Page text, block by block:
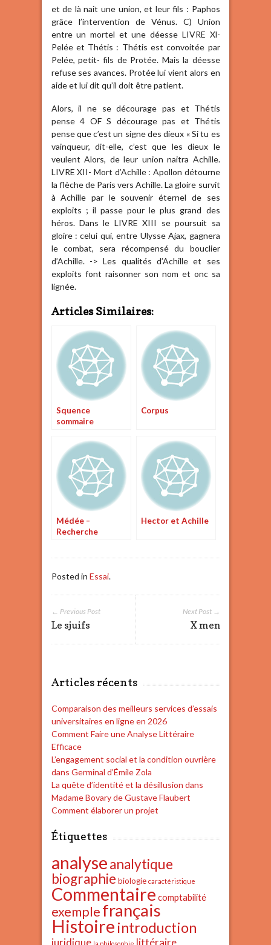
et de là nait une union, et leur fils : Paphos
grâce l’intervention de Vénus. C) Union
entre un mortel et une déesse LIVRE Xl-
Pelée et Thétis : Thétis est convoitée par
Pelée, petit- fils de Protée. Mais la déesse
refuse ses avances. Protée lui vient alors en
aide et lui dit qu’il doit être patient.
Alors, il ne se décourage pas et Thétis
pense 4 OF S décourage pas et Thétis
pense que c’est un signe des dieux « Si tu es
vainqueur, dit-elle, c’est que les dieux le
veulent Alors, de leur union naitra Achille.
LIVRE XII- Mort d’Achille : Apollon détourne
la flèche de Paris vers Achille. La gloire survit
à Achille par le souvenir éternel de ses
exploits ; il passe pour le plus grand des
héros. Dans le LIVRE XIII se poursuit sa
gloire : celui qui, entre Ulysse Ajax, gagnera
le combat, sera récompensé du bouclier
d’Achille. -> Les qualités d’Achille et ses
exploits font raisonner son nom et onc sa
lignée.
Articles Similaires:
Squence
sommaire
metamorphoses
Corpus
Médée –
Recherche
Hector et Achille
Posted in Essai.
Next Post →
X men
← Previous Post
Le sjuifs
Articles récents
Comparaison des meilleurs services d’essais
universitaires en ligne en 2026
Comment Faire une Analyse Littéraire
Efficace
L’engagement social et la condition ouvrière
dans Germinal d’Émile Zola
La quête d’identité et la désillusion dans
Madame Bovary de Gustave Flaubert
Comment élaborer un projet
Étiquettes
analyseanalytique
biographie biologie caractéristique
Commentaire comptabilité
exemplefrançais
Histoire introduction
juridique la philosophie littéraire